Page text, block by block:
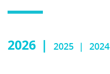
2026 2025 2024